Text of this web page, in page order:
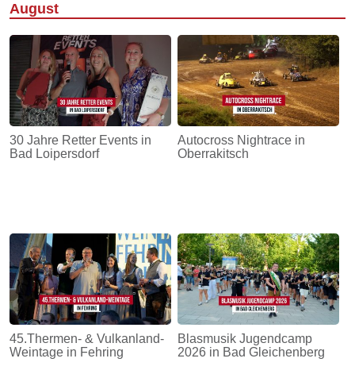
August
30 Jahre Retter Events in
Bad Loipersdorf
Autocross Nightrace in
Oberrakitsch
45.Thermen- & Vulkanland-
Weintage in Fehring
Blasmusik Jugendcamp
2026 in Bad Gleichenberg